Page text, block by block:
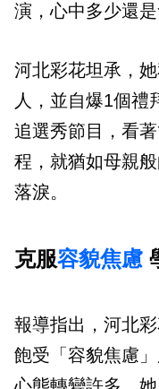
演，心中多少還是
河北彩花坦承，
人，並自爆1個禮
追選秀節目，看
程，就猶如母親
落淚。
克服容貌焦慮
報導指出，河北
飽受「容貌焦慮